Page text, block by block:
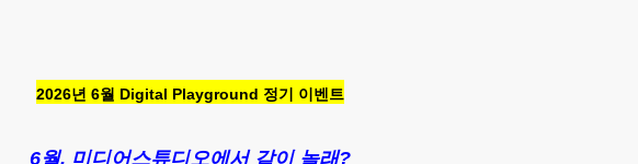
2026년 6월 Digital Playground 정기 이벤트
6월, 미디어스튜디오에서 같이 놀래?